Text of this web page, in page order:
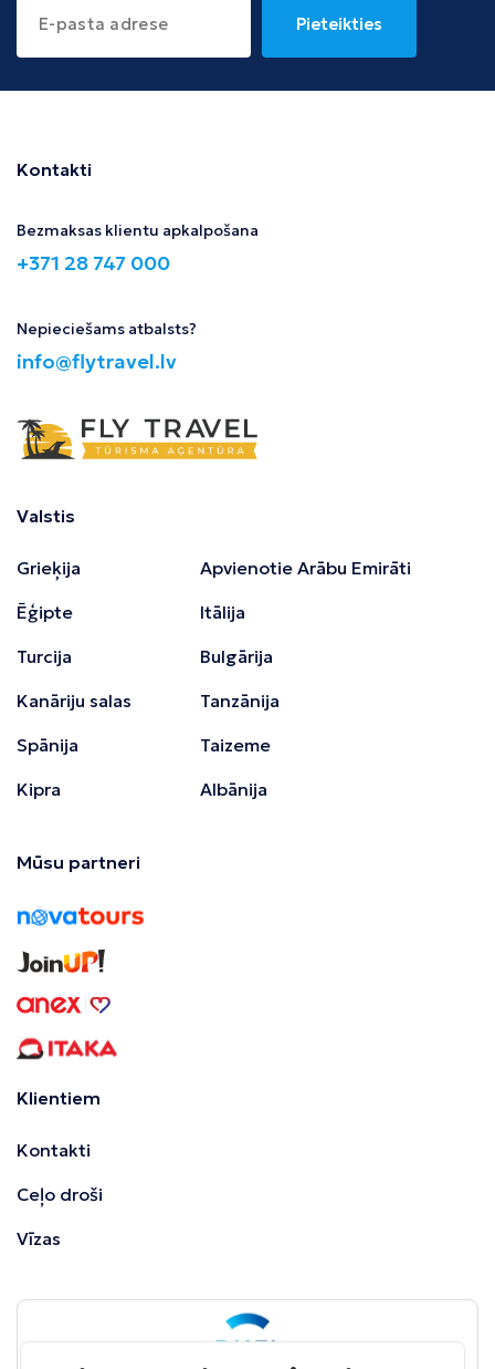
Pieteikties
Kontakti
Bezmaksas klientu apkalpošana
+371 28 747 000
Nepieciešams atbalsts?
info@flytravel.lv
Valstis
Grieķija
Ēģipte
Turcija
Kanāriju salas
Spānija
Kipra
Apvienotie Arābu Emirāti
Itālija
Bulgārija
Tanzānija
Taizeme
Albānija
Mūsu partneri
Klientiem
Kontakti
Ceļo droši
Vīzas